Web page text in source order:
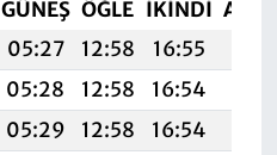
GÜNEŞ ÖĞLE İKINDI
05:27 12:58 16:55
05:28 12:58 16:54
05:29 12:58 16:54